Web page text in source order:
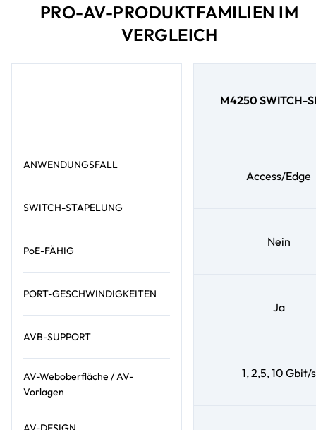
PRO-AV-PRODUKTFAMILIEN IM
VERGLEICH
ANWENDUNGSFALL
SWITCH-STAPELUNG
PoE-FÄHIG
PORT-GESCHWINDIGKEITEN
AVB-SUPPORT
AV-Weboberfläche / AV-
Vorlagen
M4250 SWITCH-
Access/Edge
Nein
Ja
1, 2,5, 10 Gbit/s